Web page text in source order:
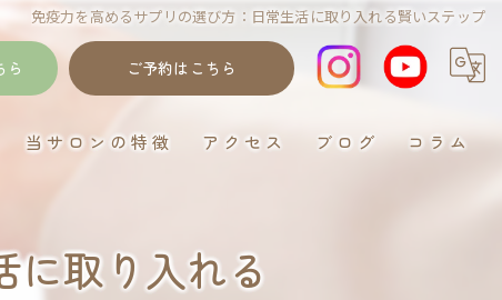
免疫力を高めるサプリの選び方：日常生活に取り入れる賢いステップ
ら ご予約はこちら
当サロンの特徴
ゴットクリーナー
アクセス ブログ コラム
に取り入れる